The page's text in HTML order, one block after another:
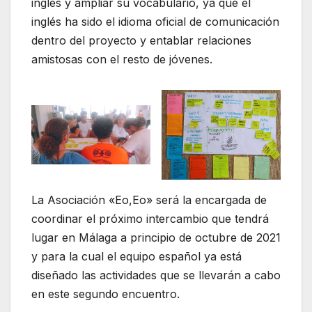
inglés y ampliar su vocabulario, ya que el
inglés ha sido el idioma oficial de comunicación
dentro del proyecto y entablar relaciones
amistosas con el resto de jóvenes.
La Asociación «Eo,Eo» será la encargada de
coordinar el próximo intercambio que tendrá
lugar en Málaga a principio de octubre de 2021
y para la cual el equipo español ya está
diseñado las actividades que se llevarán a cabo
en este segundo encuentro.